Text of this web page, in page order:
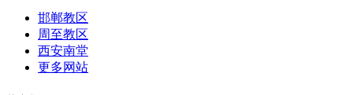
邯郸教区
周至教区
西安南堂
更多网站